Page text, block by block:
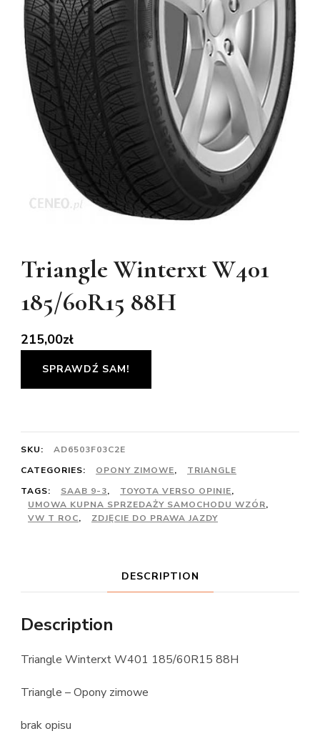
Triangle Winterxt W401
185/60R15 88H
215,00zł
SPRAWDŹ SAM!
SKU:
AD6503F03C2E
CATEGORIES:
OPONY ZIMOWE,
TRIANGLE
TAGS:
SAAB 9-3, TOYOTA VERSO OPINIE,
UMOWA KUPNA SPRZEDAŻY SAMOCHODU WZÓR,
VW T ROC, ZDJĘCIE DO PRAWA JAZDY
DESCRIPTION
Description
Triangle Winterxt W401 185/60R15 88H
Triangle – Opony zimowe
brak opisu